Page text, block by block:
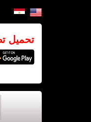
تحميل